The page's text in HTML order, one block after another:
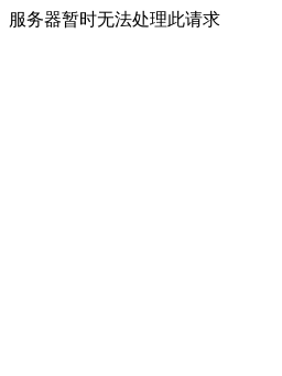
服务器暂时无法处理此请求